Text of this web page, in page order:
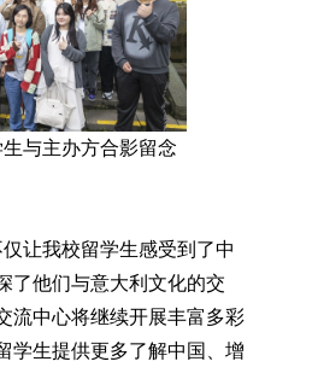
与主办方合影留念
让我校留学生感受到了中
了他们与意大利文化的交
流中心将继续开展丰富多彩
学生提供更多了解中国、增